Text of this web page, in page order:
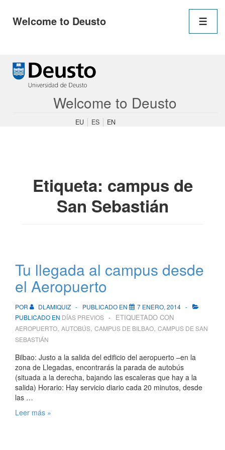
Welcome to Deusto
principal
Saltar
contenido
Welcome to Deusto
EU ES EN
Etiqueta: campus de
San Sebastián
Tu llegada al campus desde
el Aeropuerto
POR DLAMIQUIZ PUBLICADO EN
7 ENERO, 2014
PUBLICADO EN DÍAS PREVIOS ETIQUETADO CON
AEROPUERTO, AUTOBÚS, CAMPUS DE BILBAO, CAMPUS DE SAN
SEBASTIÁN
Bilbao: Justo a la salida del edificio del aeropuerto –en la
zona de Llegadas, encontrarás la parada de autobús
(situada a la derecha, bajando las escaleras que hay a la
salida) Horario: Hay servicio diario cada 20 minutos, desde
las …
Tu
Leer más »